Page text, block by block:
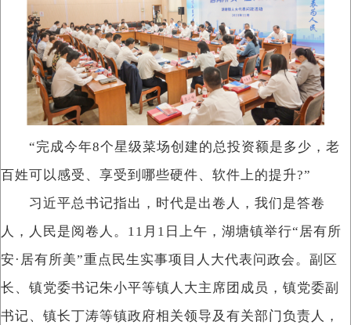
“完成今年8个星级菜场创建的总投资额是多少，老
百姓可以感受、享受到哪些硬件、软件上的提升?”
习近平总书记指出，时代是出卷人，我们是答卷
人，人民是阅卷人。11月1日上午，湖塘镇举行“居有所
安·居有所美”重点民生实事项目人大代表问政会。副区
长、镇党委书记朱小平等镇人大主席团成员，镇党委副
书记、镇长丁涛等镇政府相关领导及有关部门负责人，